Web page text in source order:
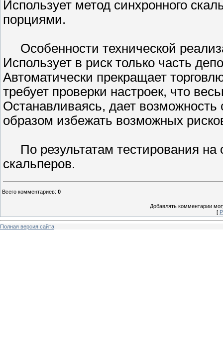
Использует метод синхронного
порциями.
Особенности технической
Использует в риск только часть
Автоматически прекращает
требует проверки настроек, что
Останавливаясь, дает
образом избежать возможных
По результатам тестирования на
скальперов.
Всего комментариев: 0
Добавлять комментарии
[
Полная версия сайта